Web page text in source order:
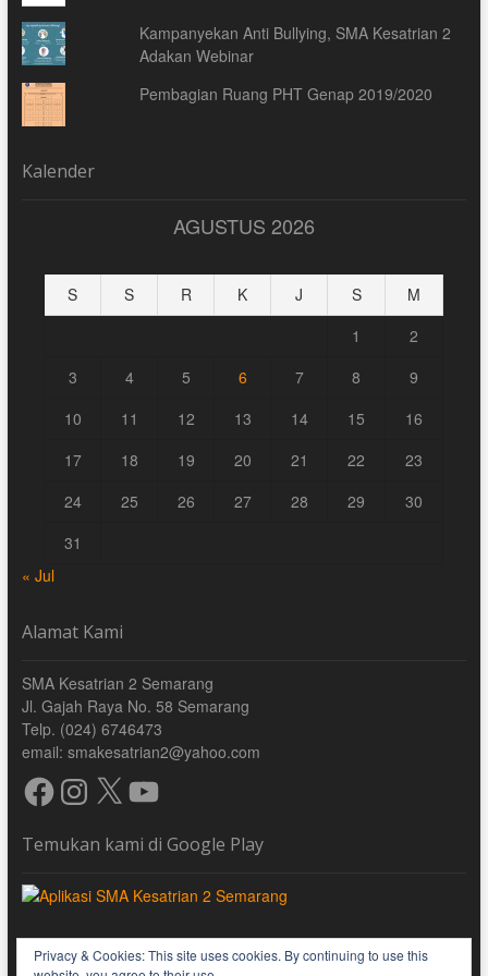
Kampanyekan Anti Bullying, SMA Kesatrian 2
Adakan Webinar
Pembagian Ruang PHT Genap 2019/2020
Kalender
AGUSTUS 2026
S S R K J S
M
1
2
3
4 5 6 7 8
9
10
11 12 13 14 15
16
17
18 19 20 21 22
23
24
25 26 27 28 29
30
31
« Jul
Alamat Kami
SMA Kesatrian 2 Semarang
Jl. Gajah Raya No. 58 Semarang
Telp. (024) 6746473
email: smakesatrian2@yahoo.com
FacebookInstagram
X YouTube
Temukan kami di Google Play
Privacy & Cookies: This site uses cookies. By continuing to use this